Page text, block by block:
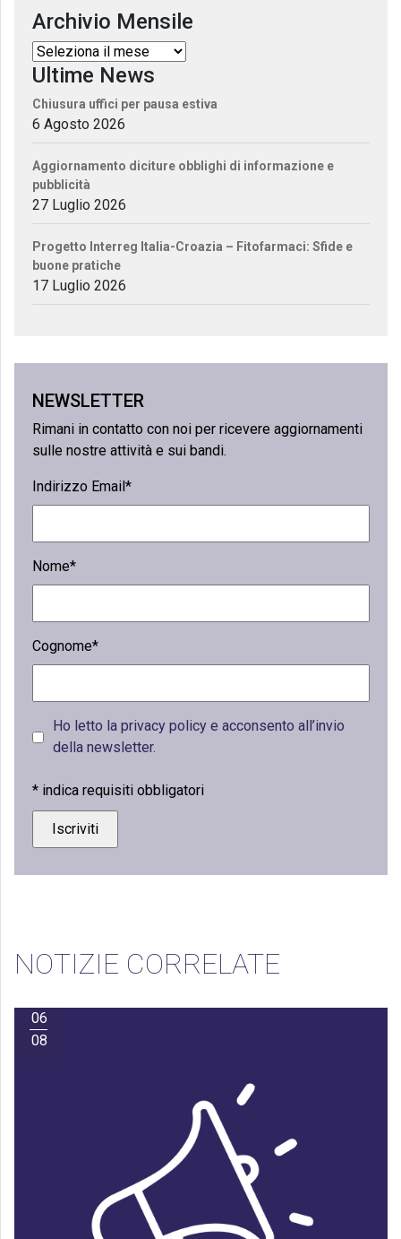
Archivio Mensile
Ultime News
Chiusura uffici per pausa estiva
6 Agosto 2026
Aggiornamento diciture obblighi di informazione e
pubblicità
27 Luglio 2026
Progetto Interreg Italia-Croazia – Fitofarmaci: Sfide e
buone pratiche
17 Luglio 2026
NEWSLETTER
Rimani in contatto con noi per ricevere aggiornamenti
sulle nostre attività e sui bandi.
Indirizzo Email*
Nome*
Cognome*
Ho letto la privacy policy e acconsento all’invio
della newsletter.
* indica requisiti obbligatori
NOTIZIE CORRELATE
06
08